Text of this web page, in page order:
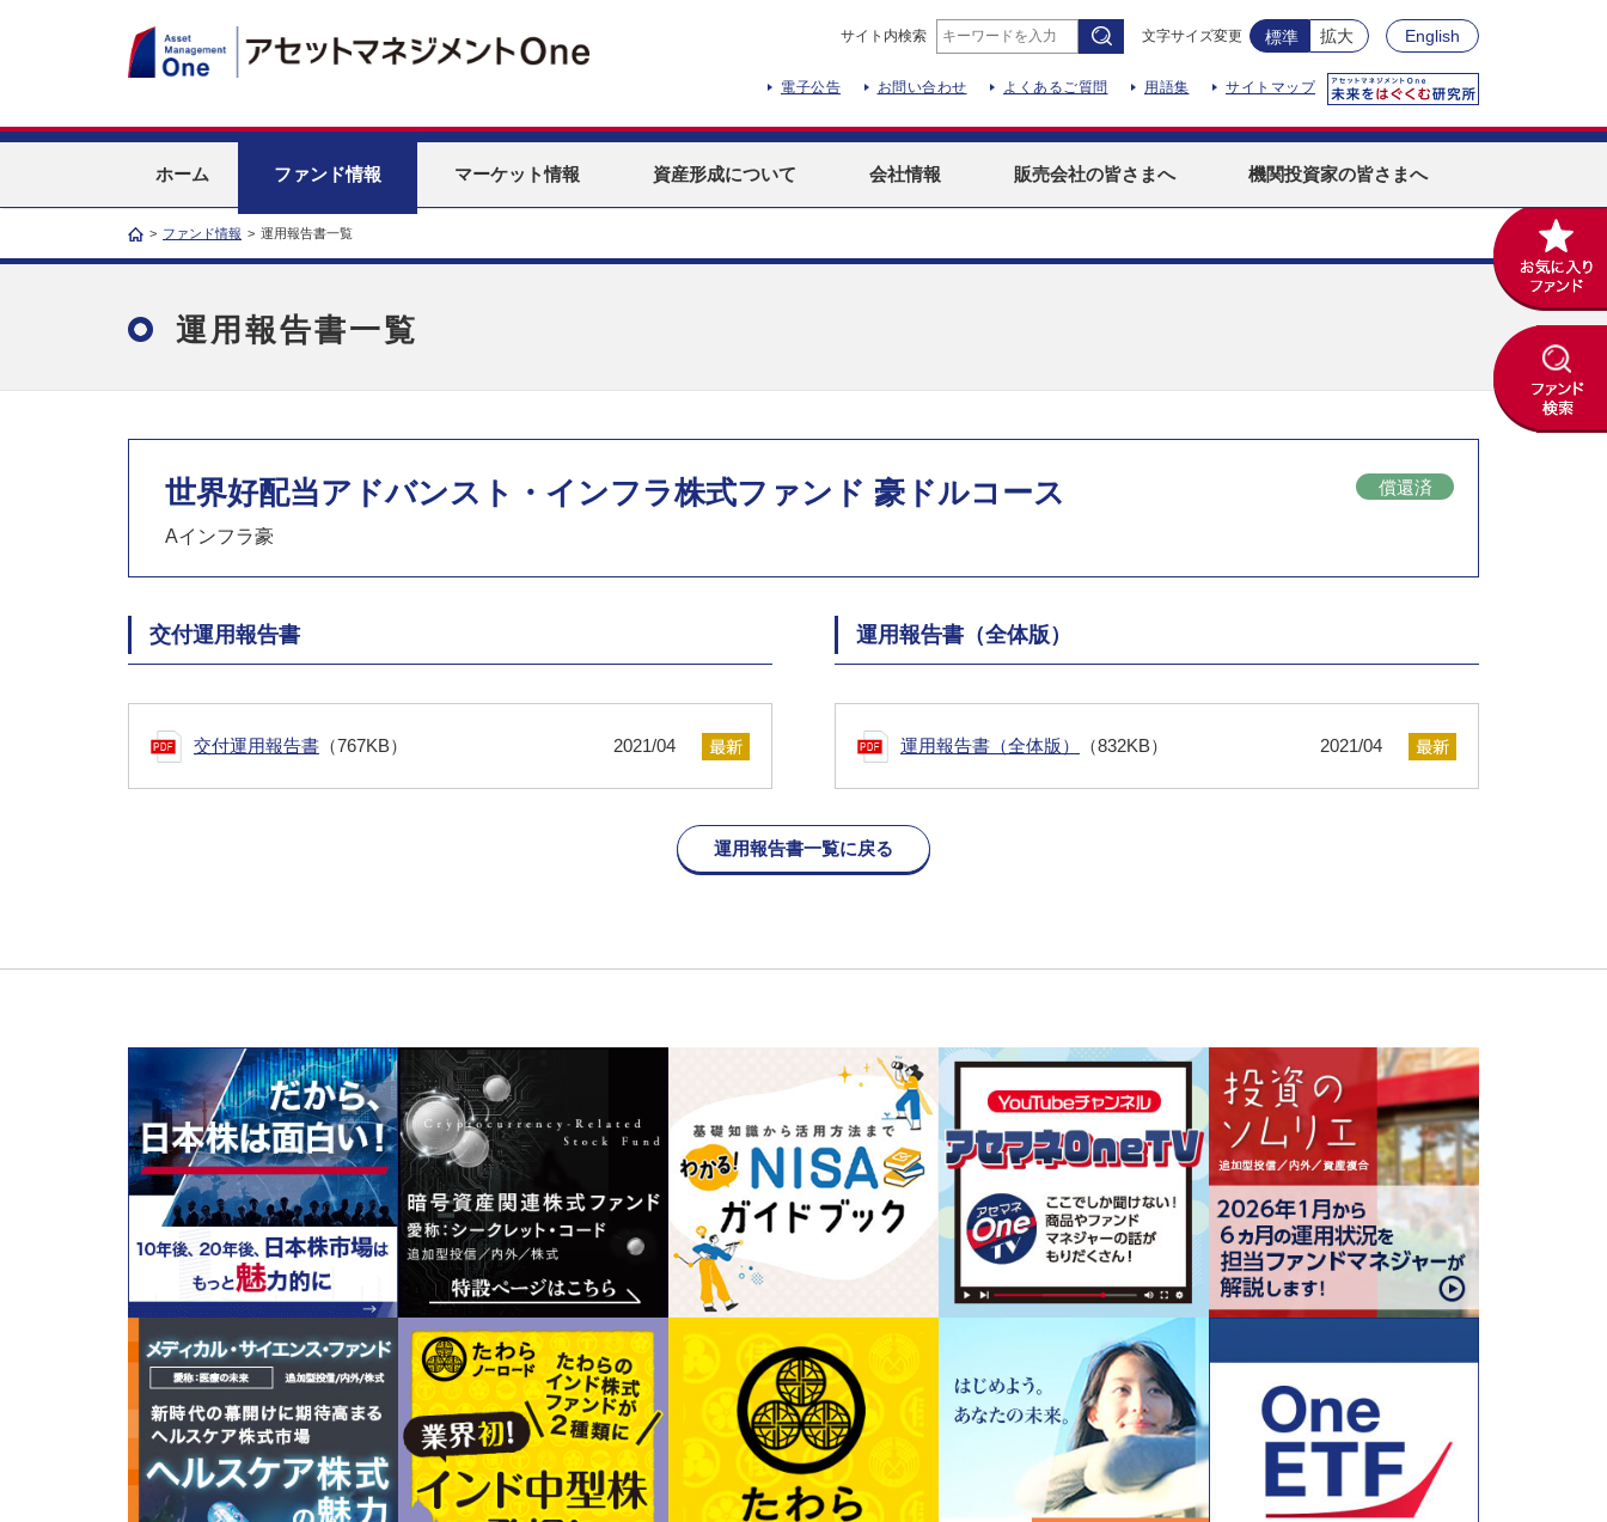
サイト内検索 文字サイズ変更 標準 拡大 English
電子公告 お問い合わせ よくあるご質問 用語集 サイトマップ
ホーム ファンド情報 マーケット情報 資産形成について 会社情報 販売会社の皆さまへ 機関投資家の皆さまへ
> ファンド情報 > 運用報告書一覧
運用報告書一覧
償還済
世界好配当アドバンスト・インフラ株式ファンド 豪ドルコース
Aインフラ豪
交付運用報告書
交付運用報告書 （767KB） 2021/04
運用報告書（全体版）
運用報告書（全体版） （832KB） 2021/04
運用報告書一覧に戻る